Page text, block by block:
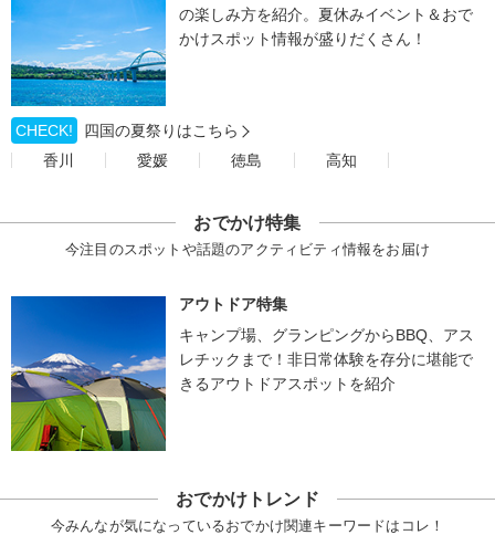
の楽しみ方を紹介。夏休みイベント＆おで
かけスポット情報が盛りだくさん！
CHECK!
四国の夏祭りはこちら
香川
愛媛 徳島 高知
おでかけ特集
今注目のスポットや話題のアクティビティ情報をお届け
アウトドア特集
キャンプ場、グランピングからBBQ、アス
レチックまで！非日常体験を存分に堪能で
きるアウトドアスポットを紹介
おでかけトレンド
今みんなが気になっているおでかけ関連キーワードはコレ！